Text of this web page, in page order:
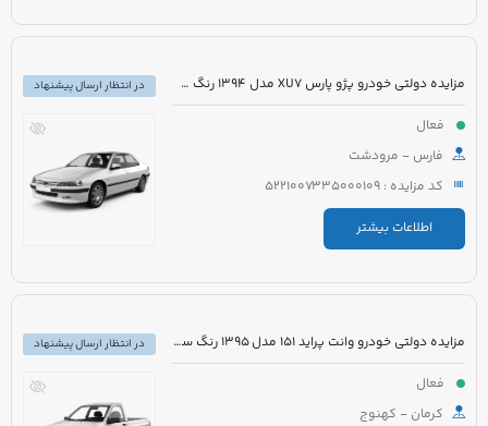
مزایده دولتی خودرو پژو پارس XU7 مدل 1394 رنگ سفید روغنی
فعال
فارس - مرودشت
کد مزایده : 5221007335000109
اطلاعات بیشتر
در انتظار ارسال پیشنهاد
مزایده دولتی خودرو وانت پراید 151 مدل 1395 رنگ سفید
فعال
کرمان - کهنوج
در انتظار ارسال پیشنهاد